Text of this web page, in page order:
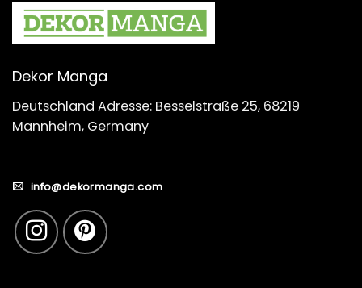
Dekor Manga
Deutschland Adresse: Besselstraße 25, 68219
Mannheim, Germany
info@dekormanga.com